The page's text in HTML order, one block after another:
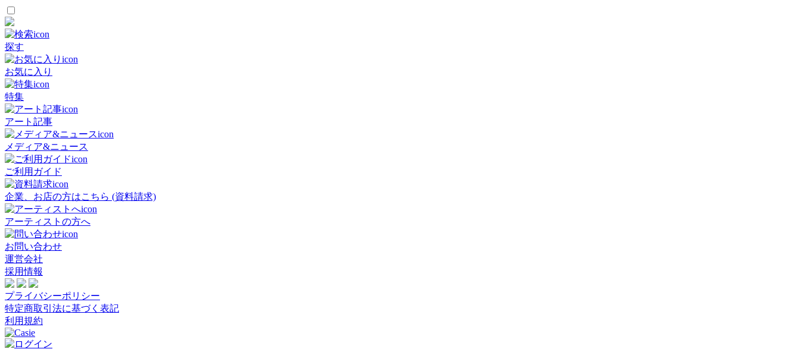
探す
お気に入り
特集
アート記事
メディア&ニュース
ご利用ガイド
企業、お店の方はこちら (資料請求)
アーティストの方へ
お問い合わせ
運営会社
採用情報
プライバシーポリシー
特定商取引法に基づく表記
利用規約